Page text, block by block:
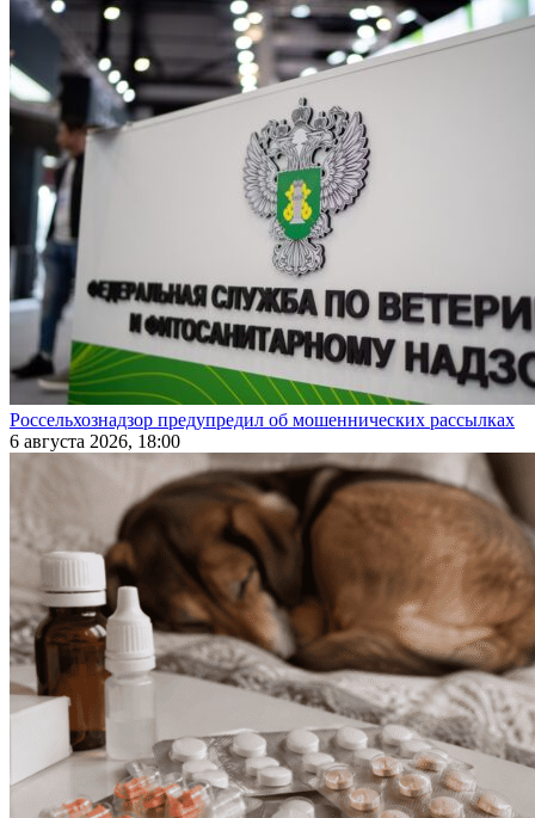
Россельхознадзор предупредил об мошеннических рассылках
6 августа 2026, 18:00